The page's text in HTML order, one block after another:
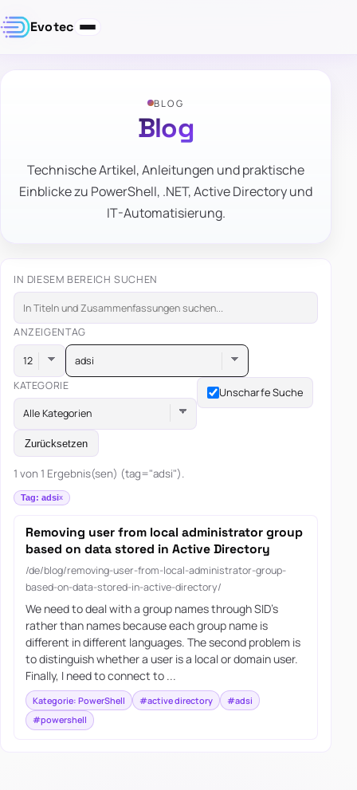
Evotec
BLOG
Blog
Technische Artikel, Anleitungen und praktische
Einblicke zu PowerShell, .NET, Active Directory und
IT-Automatisierung.
IN DIESEM BEREICH SUCHEN
ANZEIGENTAG
adsi
KATEGORIE
Alle Kategorien
Unscharfe Suche
Zurücksetzen
1 von 1 Ergebnis(sen) (tag="adsi").
Tag: adsi
Removing user from local administrator group
based on data stored in Active Directory
/de/blog/removing-user-from-local-administrator-group-
based-on-data-stored-in-active-directory/
We need to deal with a group names through SID’s
rather than names because each group name is
different in different languages. The second problem is
to distinguish whether a user is a local or domain user.
Finally, I need to connect to ...
Kategorie: PowerShell #active directory
#adsi
#powershell